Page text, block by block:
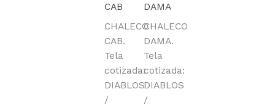
CAB
CHALECO
CAB.
Tela
cotizada:
DIABLOS
/
DAMA
CHALECO
DAMA.
Tela
cotizada:
DIABLOS
/